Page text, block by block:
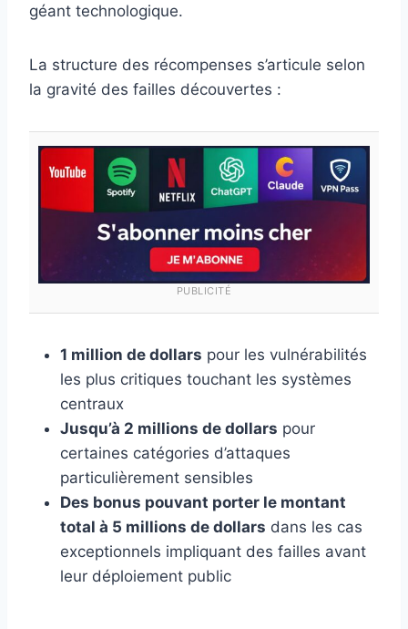
géant technologique.
La structure des récompenses s’articule selon
la gravité des failles découvertes :
PUBLICITÉ
1 million de dollars pour les vulnérabilités
les plus critiques touchant les systèmes
centraux
Jusqu’à 2 millions de dollars pour
certaines catégories d’attaques
particulièrement sensibles
Des bonus pouvant porter le montant
total à 5 millions de dollars dans les cas
exceptionnels impliquant des failles avant
leur déploiement public